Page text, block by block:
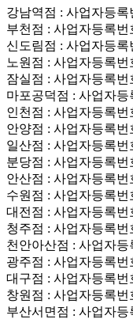
강남역점 : 사업자등록
부천점 : 사업자등록번
신도림점 : 사업자등록
노원점 : 사업자등록번
잠실점 : 사업자등록번
마포공덕점 : 사업자등
인천점 : 사업자등록번
안양점 : 사업자등록번
일산점 : 사업자등록번
분당점 : 사업자등록번
안산점 : 사업자등록번
수원점 : 사업자등록번
대전점 : 사업자등록번
청주점 : 사업자등록번
천안아산점 : 사업자등
광주점 : 사업자등록번
대구점 : 사업자등록번
창원점 : 사업자등록번
부산서면점 : 사업자등